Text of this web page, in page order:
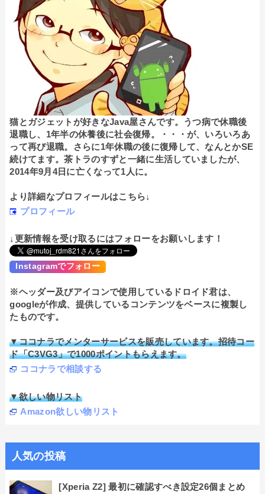
猫とガジェットが好きなJava屋さんです。うつ病で休職後
退職し、1年半の休養後に社会復帰。・・・が、いろいろあ
って再び退職。さらに1年休職の後に復帰して、なんとかSE
続けてます。茶トラのすずと一緒に生活していましたが、
2014年9月4日に亡くなって1人に。
より詳細なプロフィールはこちら↓
プロフィール
↓更新情報を受け取るにはフォローをお願いします！
Instagramでフォロー
※ヘッダー及びアイコンで使用しているドロイド君は、
googleが作成、提供しているコンテンツをベースに複製し
たものです。
▼ココナラでメンターサービスを販売しています。招待コー
ド「C3VG3」で1000ポイントもらえます。
ココナラで相談する
▼欲しい物リスト
Amazon欲しい物リスト
人気の投稿
[Xperia Z2] 最初に確認すべき設定26個まとめ